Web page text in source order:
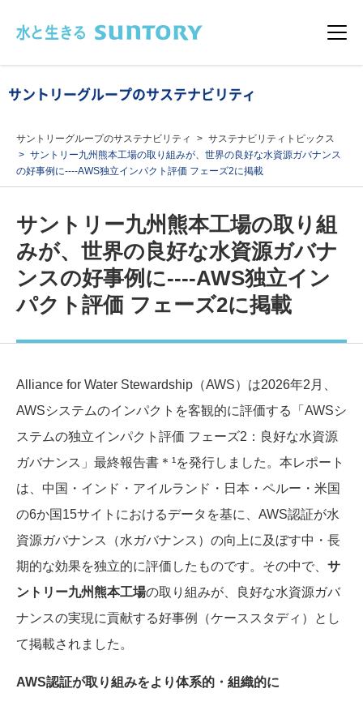
メニュ
サントリーグループのサステナビリティ
サントリーグループのサステナビリティ
サステナビリティトピックス
サントリー九州熊本工場の取り組みが、世界の良好な水資源ガバナンス
の好事例に----AWS独立インパクト評価 フェーズ2に掲載
サントリー九州熊本工場の取り組
みが、世界の良好な水資源ガバナ
ンスの好事例に----AWS独立イン
パクト評価 フェーズ2に掲載
Alliance for Water Stewardship（AWS）は2026年2 月、
AWSシステムのインパクトを客観的に評価する「 AWSシ
ステムの独立インパクト評価 フェーズ2 ：良好な水資源
ガバナンス」最終報告書＊ ¹を発行しました。本レポート
は、中国・インド・アイルランド・日本・ペルー・米国
の6か国 15サイトにおけるデータを基に、 AWS認証が水
資源ガバナンス（水ガバナンス）の向上に及ぼす中・長
期的な効果を独立的に評価したものです。その中で、 サ
ントリー九州熊本工場の取り組みが、良好な水資源ガバ
ナンスの実現に貢献する好事例（ケーススタディ）とし
て掲載されました。
AWS認証が取り組みをより体系的・組織的に